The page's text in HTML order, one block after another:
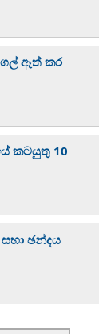
ඈත් කර
කටයුතු 10
ඡන්දය